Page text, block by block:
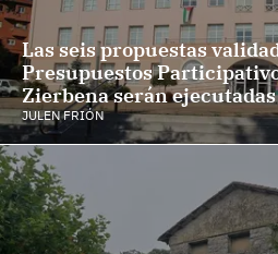
Las seis propuestas
Presupuestos
Zierbena serán ejecutadas
JULEN FRIÓN